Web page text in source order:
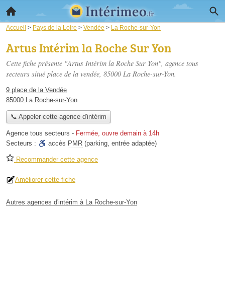
Accueil > Pays de la Loire > Vendée > La Roche-sur-Yon
Artus Intérim la Roche Sur Yon
Cette fiche présente "Artus Intérim la Roche Sur Yon", agence tous
secteurs situé place de la vendée, 85000 La Roche-sur-Yon.
9 place de la Vendée
85000 La Roche-sur-Yon
📞 Appeler cette agence d'intérim
Agence tous secteurs - Fermée, ouvre demain à 14h
Secteurs :
accès PMR (parking, entrée adaptée)
Recommander cette agence
Améliorer cette fiche
Autres agences d'intérim à La Roche-sur-Yon